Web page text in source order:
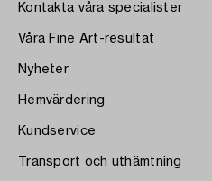
Kontakta våra specialister
Våra Fine Art-resultat
Nyheter
Hemvärdering
Kundservice
Transport och uthämtning